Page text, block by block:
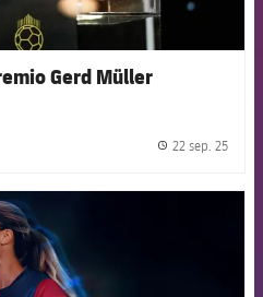
Gerd Müller
22 sep. 25
FCB Barcelona badge